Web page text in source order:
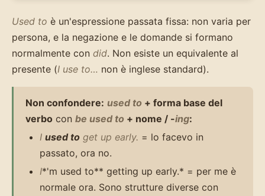
Used to è un'espressione passata fissa: non varia per
persona, e la negazione e le domande si formano
normalmente con did. Non esiste un equivalente al
presente (I use to… non è inglese standard).
Non confondere: used to + forma base del
verbo con be used to + nome / -ing:
I used to get up early. = lo facevo in
passato, ora no.
I*'m used to** getting up early.* = per me è
normale ora. Sono strutture diverse con